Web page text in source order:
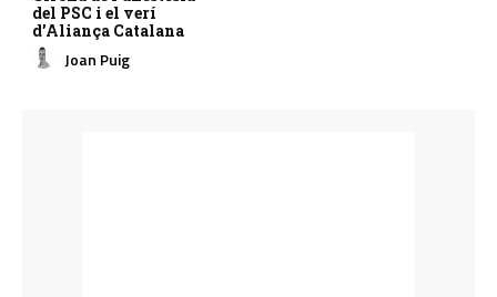
del PSC i el verí
d’Aliança Catalana
Joan Puig